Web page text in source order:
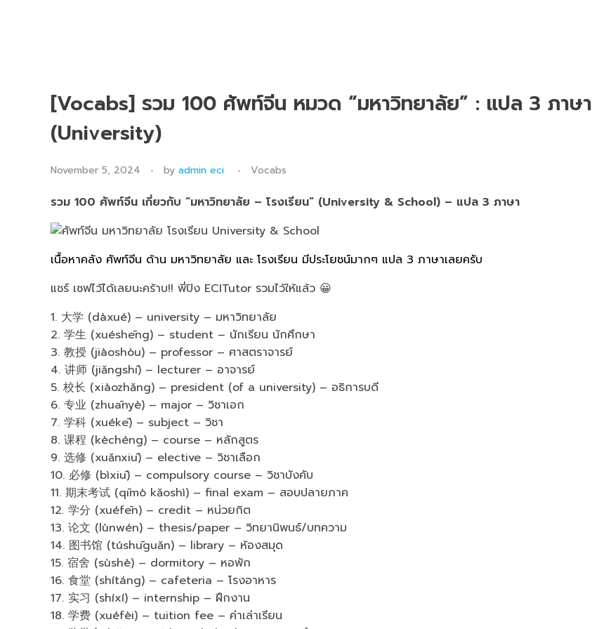
[Vocabs] รวม 100 ศัพท์จีน หมวด “มหาวิทยาลัย” : แปล 3 ภาษา
(University)
November 5, 2024 by admin eci Vocabs
รวม 100 ศัพท์จีน เกี่ยวกับ “มหาวิทยาลัย – โรงเรียน” (University & School) – แปล 3 ภาษา
เนื้อหาคลัง ศัพท์จีน ด้าน มหาวิทยาลัย และ โรงเรียน มีประโยชน์มากๆ แปล 3 ภาษาเลยครับ
แชร์ เซฟไว้ได้เลยนะคร้าบ!! พี่ปิง ECITutor รวมไว้ให้แล้ว 😀
1. 大学 (dàxué) – university – มหาวิทยาลัย
2. 学生 (xuéshēng) – student – นักเรียน นักศึกษา
3. 教授 (jiàoshòu) – professor – ศาสตราจารย์
4. 讲师 (jiǎngshī) – lecturer – อาจารย์
5. 校长 (xiàozhǎng) – president (of a university) – อธิการบดี
6. 专业 (zhuānyè) – major – วิชาเอก
7. 学科 (xuékē) – subject – วิชา
8. 课程 (kèchéng) – course – หลักสูตร
9. 选修 (xuǎnxiū) – elective – วิชาเลือก
10. 必修 (bìxiū) – compulsory course – วิชาบังคับ
11. 期末考试 (qīmò kǎoshì) – final exam – สอบปลายภาค
12. 学分 (xuéfēn) – credit – หน่วยกิต
13. 论文 (lùnwén) – thesis/paper – วิทยานิพนธ์/บทความ
14. 图书馆 (túshūguǎn) – library – ห้องสมุด
15. 宿舍 (sùshè) – dormitory – หอพัก
16. 食堂 (shítáng) – cafeteria – โรงอาหาร
17. 实习 (shíxí) – internship – ฝึกงาน
18. 学费 (xuéfèi) – tuition fee – ค่าเล่าเรียน